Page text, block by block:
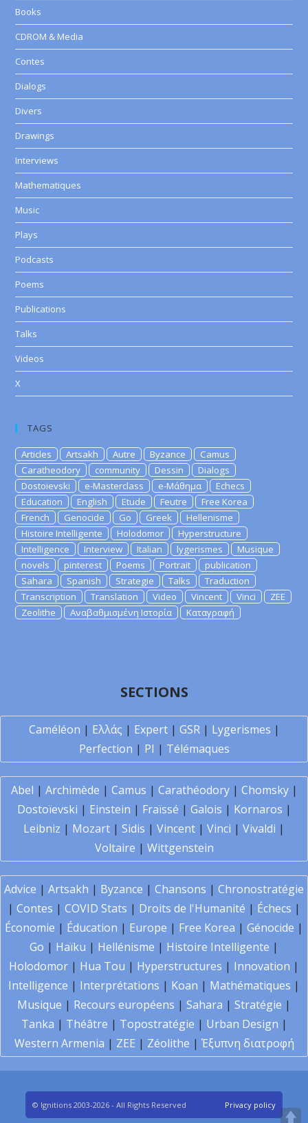
Books
CDROM & Media
Contes
Dialogs
Divers
Drawings
Interviews
Mathematiques
Music
Plays
Podcasts
Poems
Publications
Talks
Videos
X
TAGS
Articles Artsakh Autre Byzance
Camus
Caratheodory
community Dessin
Dialogs
Dostoievski
e-Masterclass e-Μάθημα
Echecs
Education
English Etude Feutre
Free Korea
French
Genocide Go Greek
Hellenisme
Histoire Intelligente
Holodomor
Hyperstructure
Intelligence
Interview Italian lygerismes
Musique
novels
pinterest Poems Portrait
publication
Sahara
Spanish Strategie Talks
Traduction
Transcription
Translation Video Vincent Vinci
ZEE
Zeolithe
Αναβαθμισμένη Ιστορία Καταγραφή
SECTIONS
Caméléon | Ελλάς | Expert| GSR| Lygerismes |
Perfection | PI | Télémaques
Abel | Archimède | Camus | Carathéodory| Chomsky|
Dostoïevski | Einstein | Fraïssé | Galois | Kornaros |
Leibniz | Mozart | Sidis | Vincent | Vinci | Vivaldi |
Voltaire | Wittgenstein
Advice | Artsakh | Byzance | Chansons | Chronostratégie
| Contes | COVID Stats | Droits de l'Humanité | Échecs |
Économie | Éducation | Europe | Free Korea | Génocide |
Go | Haïku | Hellénisme | Histoire Intelligente |
Holodomor | Hua Tou | Hyperstructures | Innovation |
Intelligence | Interprétations | Koan | Mathématiques |
Musique | Recours européens | Sahara | Stratégie |
Tanka | Théâtre | Topostratégie | Urban Design |
Western Armenia | ZEE | Zéolithe | Έξυπνη διατροφή
© Ignitions 2003-2026 - All Rights Reserved Privacy policy